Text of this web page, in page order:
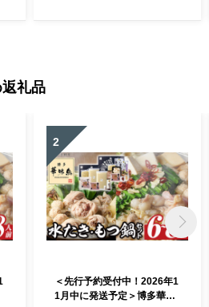
礼品
2
＜先行予約受付中！2026年1
1月中に発送予定＞博多華味